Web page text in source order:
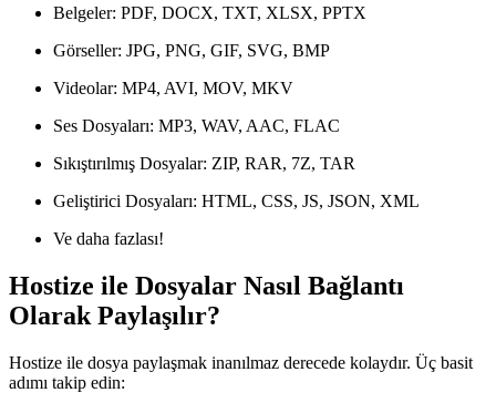
Belgeler: PDF, DOCX, TXT, XLSX, PPTX
Görseller: JPG, PNG, GIF, SVG, BMP
Videolar: MP4, AVI, MOV, MKV
Ses Dosyaları: MP3, WAV, AAC, FLAC
Sıkıştırılmış Dosyalar: ZIP, RAR, 7Z, TAR
Geliştirici Dosyaları: HTML, CSS, JS, JSON, XML
Ve daha fazlası!
Hostize ile Dosyalar Nasıl Bağlantı
Olarak Paylaşılır?
Hostize ile dosya paylaşmak inanılmaz derecede kolaydır. Üç basit
adımı takip edin: